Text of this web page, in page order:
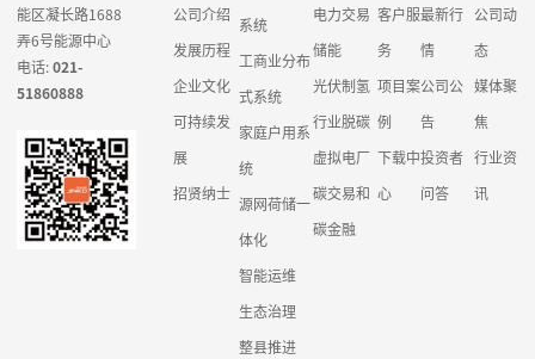
能区凝长路1688
弄6号能源中心
电话:021-
51860888
公司介绍
发展历程
企业文化
可持续发
展
招贤纳士
系统
工商业分布
式系统
家庭户用系
统
源网荷储一
体化
智能运维
生态治理
整县推进
电力交易
储能
光伏制氢
行业脱碳
虚拟电厂
碳交易和
碳金融
客户服
务
项目案
例
下载中
心
最新行
情
公司公
告
投资者
问答
公司动
态
媒体聚
焦
行业资
讯